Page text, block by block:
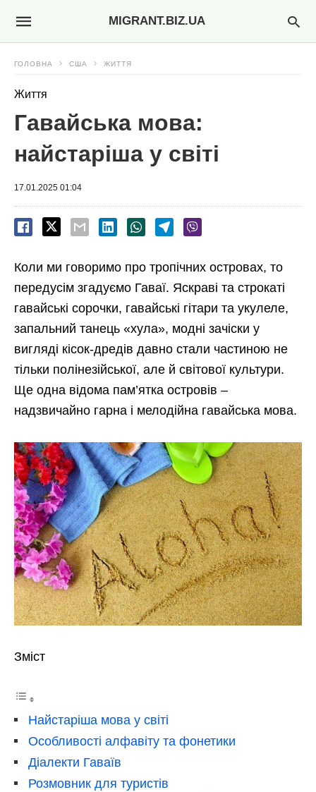
MIGRANT.BIZ.UA
ГОЛОВНА США ЖИТТЯ
Життя
Гавайська мова:
найстаріша у світі
17.01.2025 01:04
Коли ми говоримо про тропічних островах, то
передусім згадуємо Гаваї. Яскраві та строкаті
гавайські сорочки, гавайські гітари та укулеле,
запальний танець «хула», модні зачіски у
вигляді кісок-дредів давно стали частиною не
тільки полінезійської, але й світової культури.
Ще одна відома пам’ятка островів –
надзвичайно гарна і мелодійна гавайська мова.
Зміст
Найстаріша мова у світі
Особливості алфавіту та фонетики
Діалекти Гаваїв
Розмовник для туристів